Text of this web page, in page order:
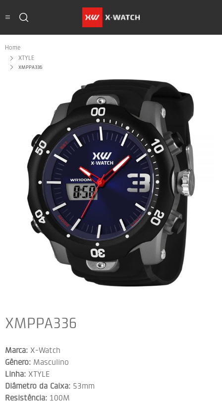
Home
XTYLE
XMPPA336
XMPPA336
Marca: X-Watch
Gênero: Masculino
Linha: XTYLE
Diâmetro da Caixa: 53mm
Resistência: 100M